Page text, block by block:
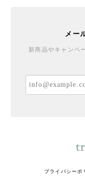
メー
新商品やキャンペ
プライバシーポ